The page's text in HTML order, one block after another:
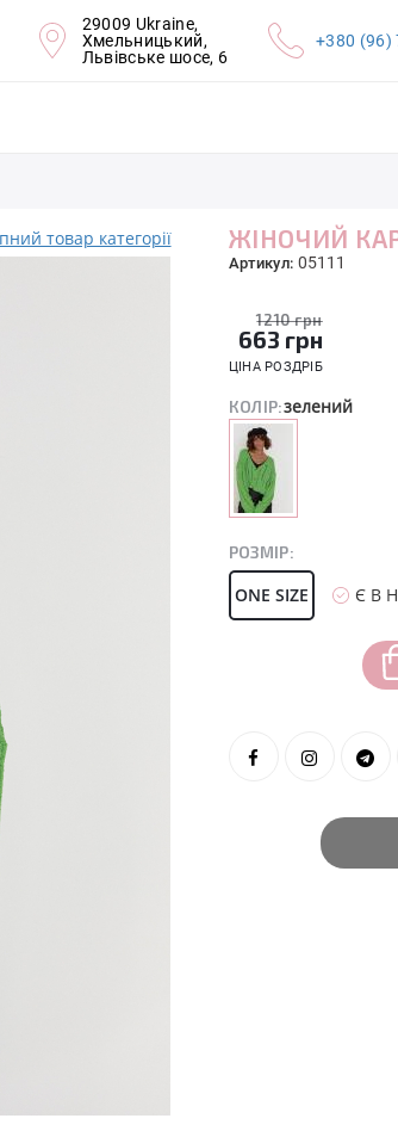
29009 Ukraine,
Хмельницький,
Львівське шосе, 6
+380 (96)
товар категорії ЖІНОЧИЙ
Артикул: 05111
1210 грн
663 грн
ЦІНА РОЗДРІБ
КОЛІР:зелений
РОЗМІР:
ONE SIZE Є В